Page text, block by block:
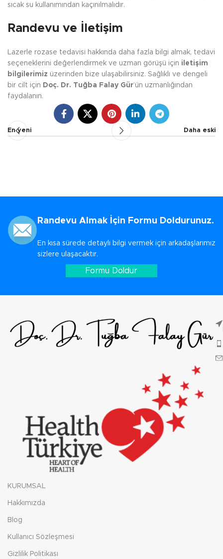
sıcak su kullanımından kaçınılmalıdır.
Randevu ve İletişim
Lazerle rozase tedavisi hakkında daha fazla bilgi almak, tedavi
seçeneklerini değerlendirmek ve uzman görüşü için iletişim
bilgilerimiz üzerinden bize ulaşabilirsiniz. Sağlıklı ve dengeli
bir cilt için Doç. Dr. Tuğba Falay Gür’ün uzmanlığından
faydalanın.
En yeni Daha eski
Randevu Almak İçin Formu Doldurunuz.
En kısa sürede detaylı bilgi vermek için arkadaşlarımız
sizlere ulaşacaktır.
Formu Doldur
KURUMSAL
Hakkımızda
Blog
Kullanıcı Sözleşmesi
Gizlilik Politikası